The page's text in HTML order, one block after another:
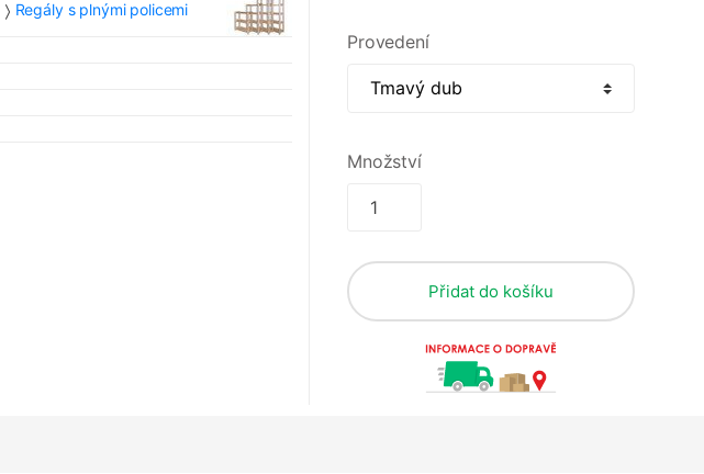
Regály s plnými policemi
Provedení
Množství
Přidat do košíku